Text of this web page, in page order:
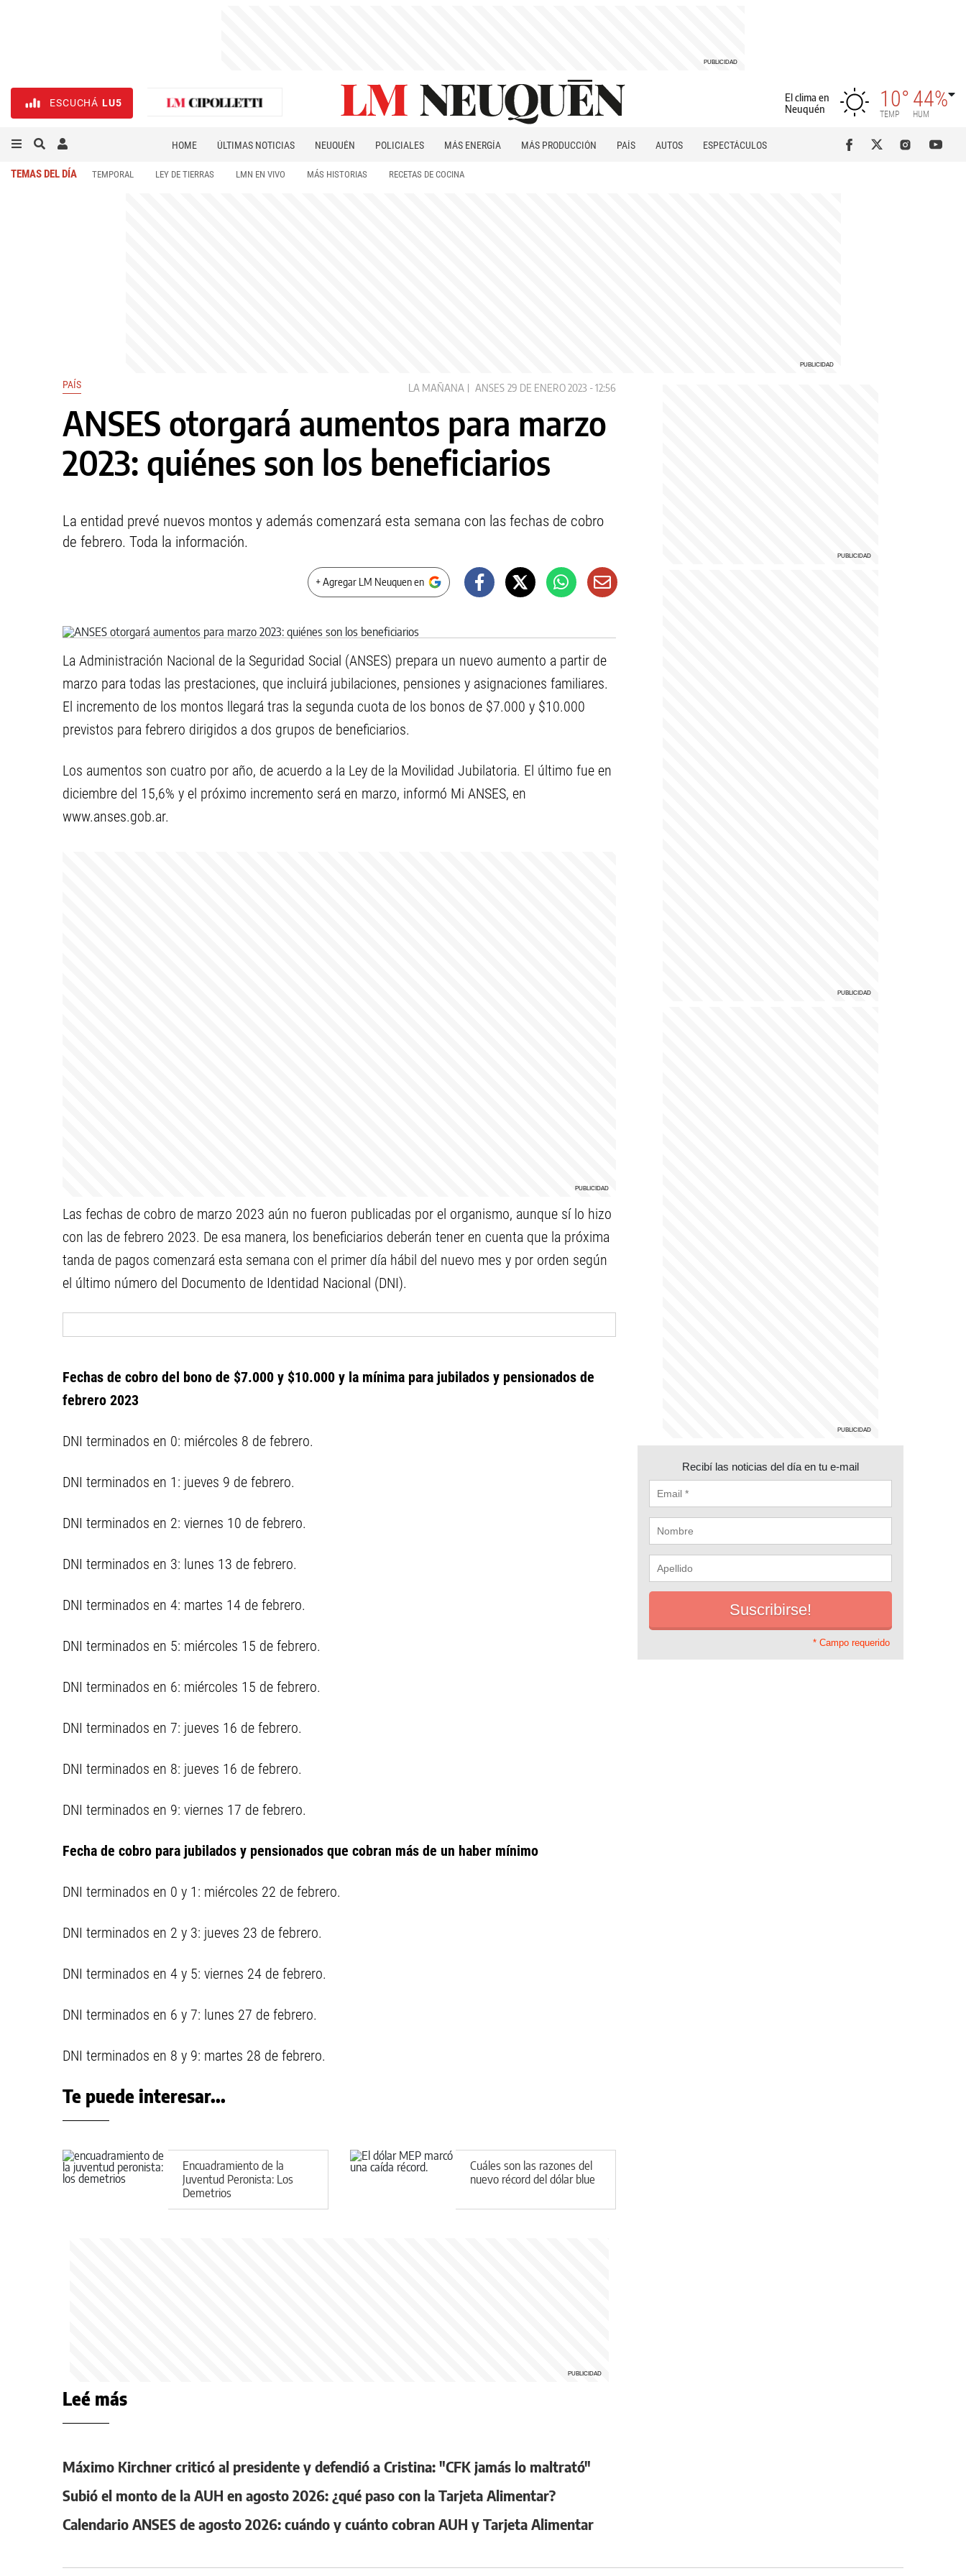
ESCUCHÁ LU5
El clima en
Neuquén
10°
TEMP
44%
HUM
HOME ÚLTIMAS NOTICIAS NEUQUÉN POLICIALES MÁS ENERGÍA MÁS PRODUCCIÓN PAÍS AUTOS
ESPECTÁCULOS
TEMAS DEL DÍA TEMPORAL LEY DE TIERRAS LMN EN VIVO MÁS HISTORIAS RECETAS DE COCINA
PAÍS LA MAÑANA ANSES 29 DE ENERO 2023 - 12:56
ANSES otorgará aumentos para marzo
2023: quiénes son los beneficiarios
La entidad prevé nuevos montos y además comenzará esta semana con las fechas de cobro
de febrero. Toda la información.
+ Agregar LM Neuquen en
La Administración Nacional de la Seguridad Social (ANSES) prepara un nuevo aumento a partir de
marzo para todas las prestaciones, que incluirá jubilaciones, pensiones y asignaciones familiares.
El incremento de los montos llegará tras la segunda cuota de los bonos de $7.000 y $10.000
previstos para febrero dirigidos a dos grupos de beneficiarios.
Los aumentos son cuatro por año, de acuerdo a la Ley de la Movilidad Jubilatoria. El último fue en
diciembre del 15,6% y el próximo incremento será en marzo, informó Mi ANSES, en
www.anses.gob.ar.
Las fechas de cobro de marzo 2023 aún no fueron publicadas por el organismo, aunque sí lo hizo
con las de febrero 2023. De esa manera, los beneficiarios deberán tener en cuenta que la próxima
tanda de pagos comenzará esta semana con el primer día hábil del nuevo mes y por orden según
el último número del Documento de Identidad Nacional (DNI).
Fechas de cobro del bono de $7.000 y $10.000 y la mínima para jubilados y pensionados de
febrero 2023
DNI terminados en 0: miércoles 8 de febrero.
DNI terminados en 1: jueves 9 de febrero.
DNI terminados en 2: viernes 10 de febrero.
DNI terminados en 3: lunes 13 de febrero.
DNI terminados en 4: martes 14 de febrero.
DNI terminados en 5: miércoles 15 de febrero.
DNI terminados en 6: miércoles 15 de febrero.
DNI terminados en 7: jueves 16 de febrero.
DNI terminados en 8: jueves 16 de febrero.
DNI terminados en 9: viernes 17 de febrero.
Fecha de cobro para jubilados y pensionados que cobran más de un haber mínimo
DNI terminados en 0 y 1: miércoles 22 de febrero.
DNI terminados en 2 y 3: jueves 23 de febrero.
DNI terminados en 4 y 5: viernes 24 de febrero.
DNI terminados en 6 y 7: lunes 27 de febrero.
DNI terminados en 8 y 9: martes 28 de febrero.
Te puede interesar...
Encuadramiento de la
Juventud Peronista: Los
Demetrios
Cuáles son las razones del
nuevo récord del dólar blue
Recibí las noticias del día en tu e-mail
* Campo requerido
Leé más
Máximo Kirchner criticó al presidente y defendió a Cristina: "CFK jamás lo maltrató"
Subió el monto de la AUH en agosto 2026: ¿qué paso con la Tarjeta Alimentar?
Calendario ANSES de agosto 2026: cuándo y cuánto cobran AUH y Tarjeta Alimentar